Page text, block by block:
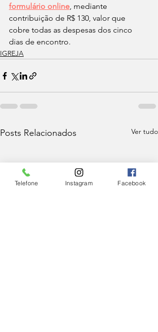
formulário online, mediante
contribuição de R$ 130, valor que
cobre todas as despesas dos cinco
dias de encontro.
IGREJA
Posts Relacionados Ver tudo
Telefone Instagram Facebook